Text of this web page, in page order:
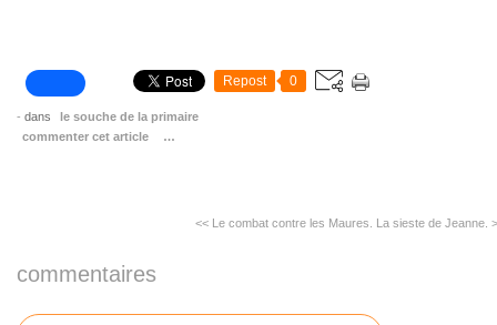
Repost 0
- dans
le souche de la primaire
commenter cet article
…
<< Le combat contre les Maures. La sieste de Jeanne.
commentaires